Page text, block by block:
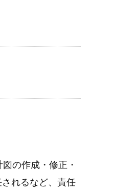
の作成・修正・
れるなど、責任